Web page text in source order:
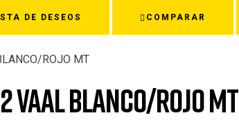
múltiples
variantes.
Las
se
pueden
DE DESEOS COMPARAR
VAAL BLANCO/ROJO MT